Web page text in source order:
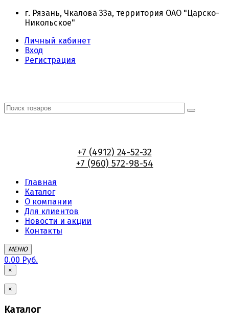
г. Рязань, Чкалова 33а, территория ОАО "Царско-
Никольское"
Личный кабинет
Вход
Регистрация
+7 (4912) 24-52-32
+7 (960) 572-98-54
Главная
Каталог
О компании
Для клиентов
Новости и акции
Контакты
МЕНЮ
0.00 Руб.
×
×
Каталог